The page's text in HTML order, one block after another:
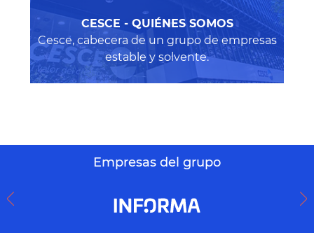
CESCE - QUIÉNES SOMOS
Cesce, cabecera de un grupo de empresas
estable y solvente.
Empresas del grupo